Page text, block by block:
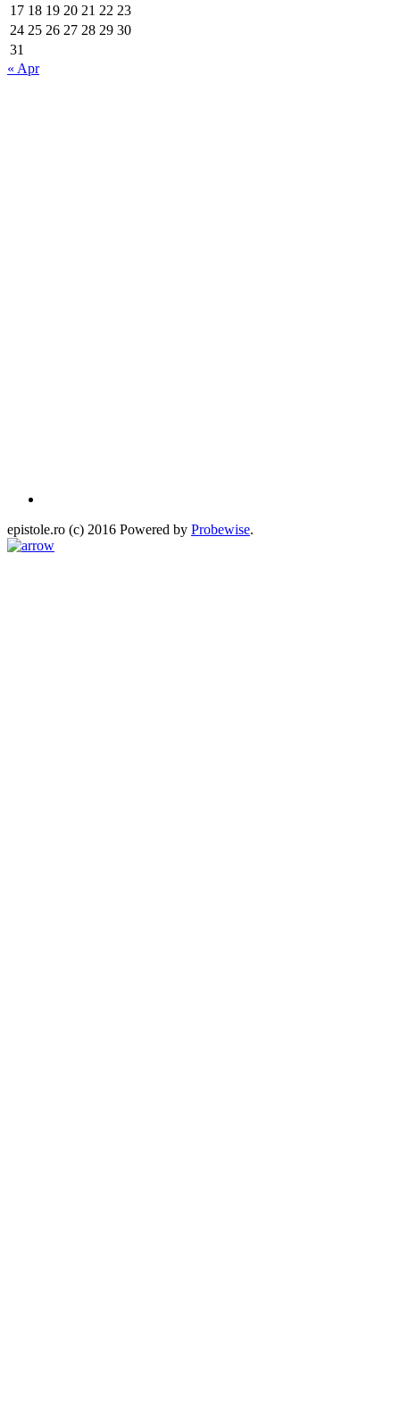
17 18 19 20 21 22 23
24 25 26 27 28 29 30
31
« Apr
epistole.ro (c) 2016 Powered by Probewise.